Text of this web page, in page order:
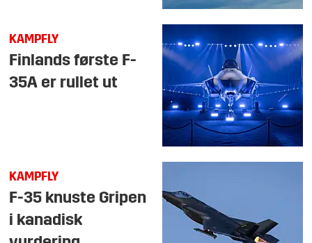
KAMPFLY
Finlands første F-
35A er rullet ut
KAMPFLY
F-35 knuste Gripen
i kanadisk